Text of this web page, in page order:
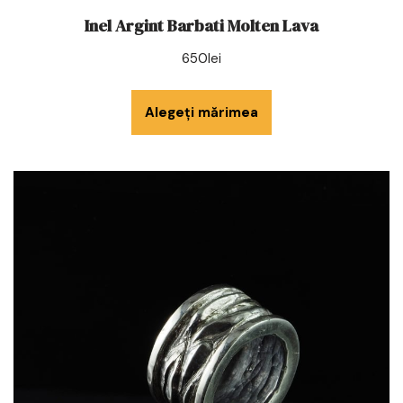
Inel Argint Barbati Molten Lava
650lei
Alegeți mărimea